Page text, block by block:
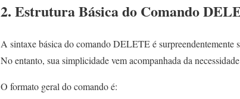
2. Estrutura Básica do Comando
A sintaxe básica do comando DELETE é surpreendentemente
No entanto, sua simplicidade vem acompanhada da
O formato geral do comando é: